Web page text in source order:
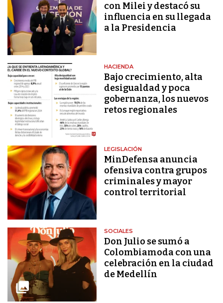
con Milei y destacó su
influencia en su llegada
a la Presidencia
HACIENDA
Bajo crecimiento, alta
desigualdad y poca
gobernanza, los nuevos
retos regionales
LEGISLACIÓN
MinDefensa anuncia
ofensiva contra grupos
criminales y mayor
control territorial
SOCIALES
Don Julio se sumó a
Colombiamoda con una
celebración en la ciudad
de Medellín